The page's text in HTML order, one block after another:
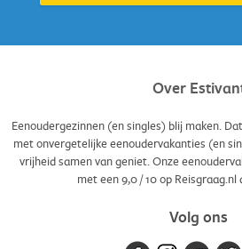
Over
Eenoudergezinnen (en singles) blij maken.
met onvergetelijke eenoudervakanties (en
vrijheid samen van geniet. Onze
met een9,0/10op Reisgraag.nl
Volg ons